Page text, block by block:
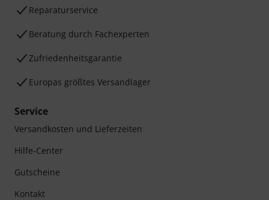
Reparaturservice
Beratung durch Fachexperten
Zufriedenheitsgarantie
Europas größtes Versandlager
Service
Versandkosten und Lieferzeiten
Hilfe-Center
Gutscheine
Kontakt